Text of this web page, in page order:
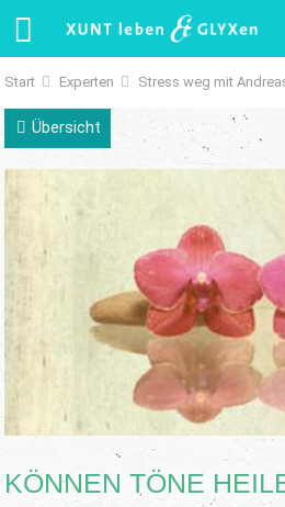
Start Experten Stress weg mit
Übersicht
KÖNNEN TÖNE